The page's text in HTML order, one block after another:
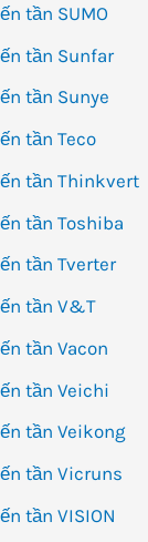
tần SUMO
tần Sunfar
tần Sunye
tần Teco
tần Thinkvert
tần Toshiba
tần Tverter
tần V&T
tần Vacon
tần Veichi
tần Veikong
tần Vicruns
tần VISION